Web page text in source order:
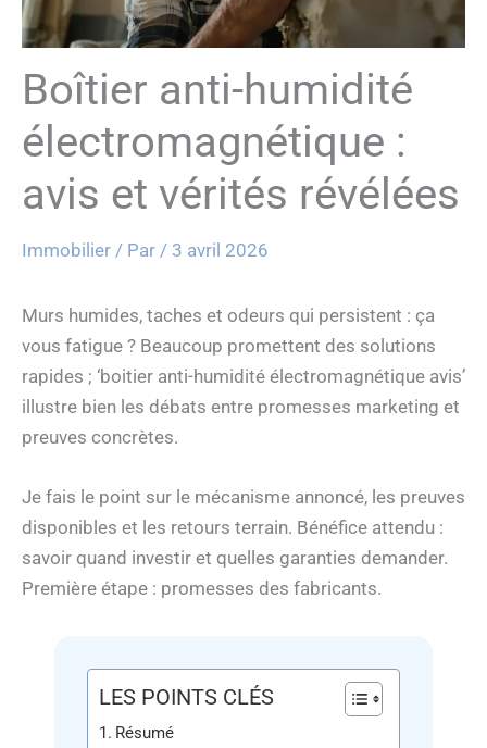
Boîtier anti-humidité
électromagnétique :
avis et vérités révélées
Immobilier / Par / 3 avril 2026
Murs humides, taches et odeurs qui persistent : ça
vous fatigue ? Beaucoup promettent des solutions
rapides ; ‘boitier anti-humidité électromagnétique avis’
illustre bien les débats entre promesses marketing et
preuves concrètes.
Je fais le point sur le mécanisme annoncé, les preuves
disponibles et les retours terrain. Bénéfice attendu :
savoir quand investir et quelles garanties demander.
Première étape : promesses des fabricants.
LES POINTS CLÉS
Résumé